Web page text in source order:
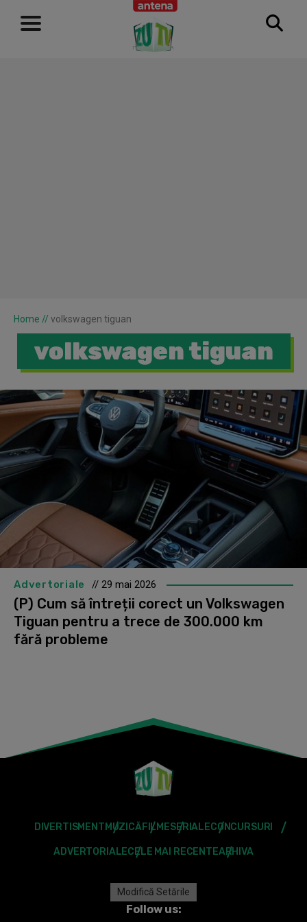
RECLAMĂ
Home // volkswagen tiguan
volkswagen tiguan
Advertoriale // 29 mai 2026
(P) Cum să întreții corect un Volkswagen
Tiguan pentru a trece de 300.000 km
fără probleme
DIVERTISMENT MUZICĂFILMESERIALECONCURSURI
ADVERTORIALECELE MAI RECENTEARHIVA
Modifică Setările
Follow us: